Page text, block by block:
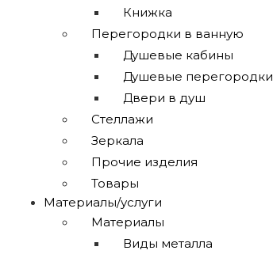
Книжка
Перегородки в ванную
Душевые кабины
Душевые перегородки
Двери в душ
Стеллажи
Зеркала
Прочие изделия
Товары
Материалы/услуги
Материалы
Виды металла